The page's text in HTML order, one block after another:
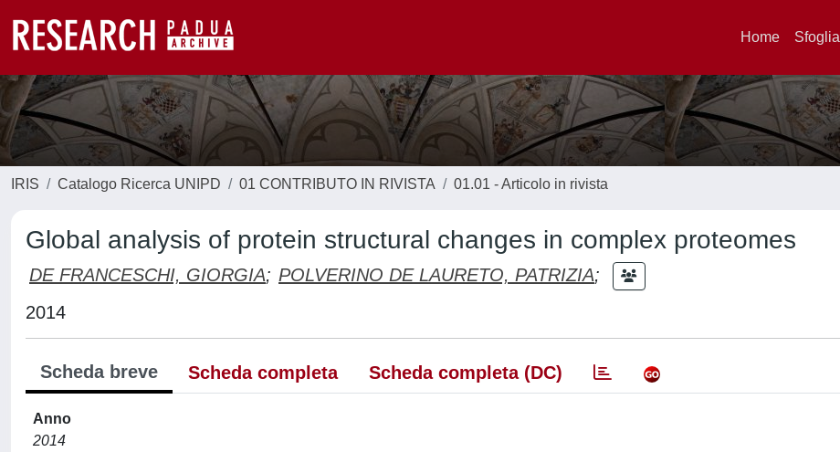
Home Sfoglia
IRIS Catalogo Ricerca UNIPD 01 CONTRIBUTO IN RIVISTA 01.01 - Articolo in rivista
Global analysis of protein structural changes in complex proteomes
DE FRANCESCHI, GIORGIA; POLVERINO DE LAURETO, PATRIZIA;
2014
Scheda breve Scheda completa Scheda completa (DC)
Anno
2014